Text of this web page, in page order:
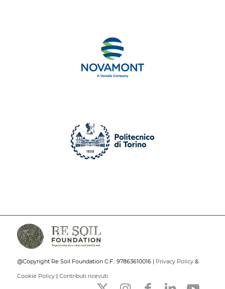
@Copyright Re Soil Foundation C.F.: 97863610016 | Privacy Policy&
Cookie Policy| Contributi ricevuti